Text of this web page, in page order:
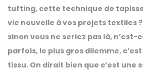
l
i
é
l
e
i
n
2
0
2
l
i
é
d
a
tufting, cette technique de
vie nouvelle à vos projets textiles
sinon vous ne seriez pas là, n’est-
parfois, le plus gros dilemme,
tissu. On dirait bien que c’est une